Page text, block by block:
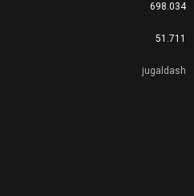
698.034
51.711
jugaldash